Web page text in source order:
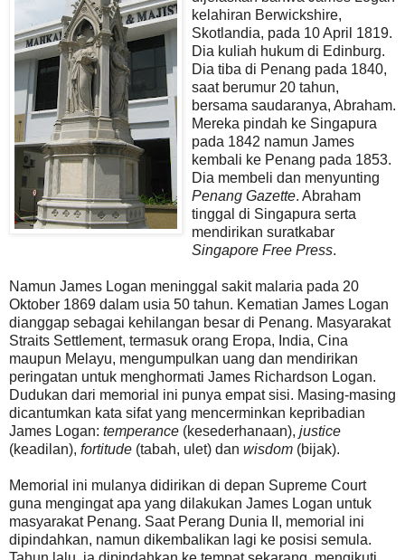
kelahiran Berwickshire,
Skotlandia, pada 10 April 1819.
Dia kuliah hukum di Edinburg.
Dia tiba di Penang pada 1840,
saat berumur 20 tahun,
bersama saudaranya, Abraham.
Mereka pindah ke Singapura
pada 1842 namun James
kembali ke Penang pada 1853.
Dia membeli dan menyunting
Penang Gazette. Abraham
tinggal di Singapura serta
mendirikan suratkabar
Singapore Free Press.
Namun James Logan meninggal sakit malaria pada 20
Oktober 1869 dalam usia 50 tahun. Kematian James Logan
dianggap sebagai kehilangan besar di Penang. Masyarakat
Straits Settlement, termasuk orang Eropa, India, Cina
maupun Melayu, mengumpulkan uang dan mendirikan
peringatan untuk menghormati James Richardson Logan.
Dudukan dari memorial ini punya empat sisi. Masing-masing
dicantumkan kata sifat yang mencerminkan kepribadian
James Logan: temperance (kesederhanaan), justice
(keadilan), fortitude (tabah, ulet) dan wisdom (bijak).
Memorial ini mulanya didirikan di depan Supreme Court
guna mengingat apa yang dilakukan James Logan untuk
masyarakat Penang. Saat Perang Dunia II, memorial ini
dipindahkan, namun dikembalikan lagi ke posisi semula.